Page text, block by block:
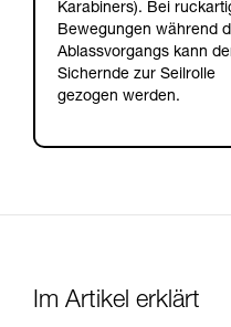
Karabiners). Bei
Bewegungen während
Ablassvorgangs kann
Sichernde zur Seilrolle
gezogen werden.
Im Artikel erklärt